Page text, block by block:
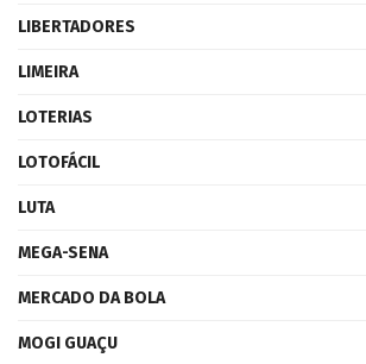
LIBERTADORES
LIMEIRA
LOTERIAS
LOTOFÁCIL
LUTA
MEGA-SENA
MERCADO DA BOLA
MOGI GUAÇU